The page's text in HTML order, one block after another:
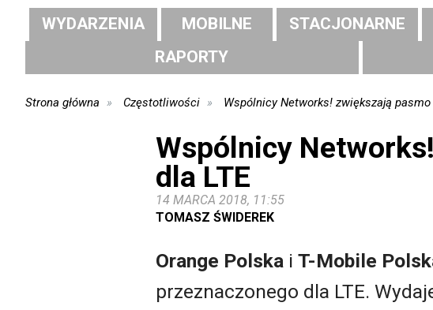
WYDARZENIA MOBILNE STACJONARNE
RAPORTY
Strona główna Częstotliwości Wspólnicy Networks! zwiększają pasmo
Wspólnicy
dla LTE
14 MARCA 2018, 11:55
TOMASZ ŚWIDEREK
Orange Polska i T-Mobile
przeznaczonego dla LTE.